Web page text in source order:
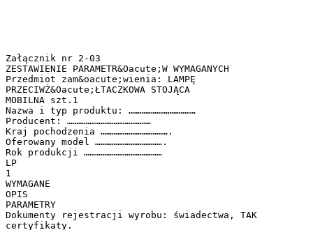
Załącznik nr 2-03
ZESTAWIENIE PARAMETR&Oacute;W WYMAGANYCH
Przedmiot zam&oacute;wienia: LAMPĘ
PRZECIWŻ&Oacute;ŁTACZKOWA STOJĄCA
MOBILNA szt.1
Nazwa i typ produktu: ………………………………
Producent: ………………………………………
Kraj pochodzenia ……………………………….
Oferowany model ……………………………….
Rok produkcji ……………………………………
LP
1
WYMAGANE
OPIS
PARAMETRY
Dokumenty rejestracji wyrobu: świadectwa, TAK
certyfikaty.